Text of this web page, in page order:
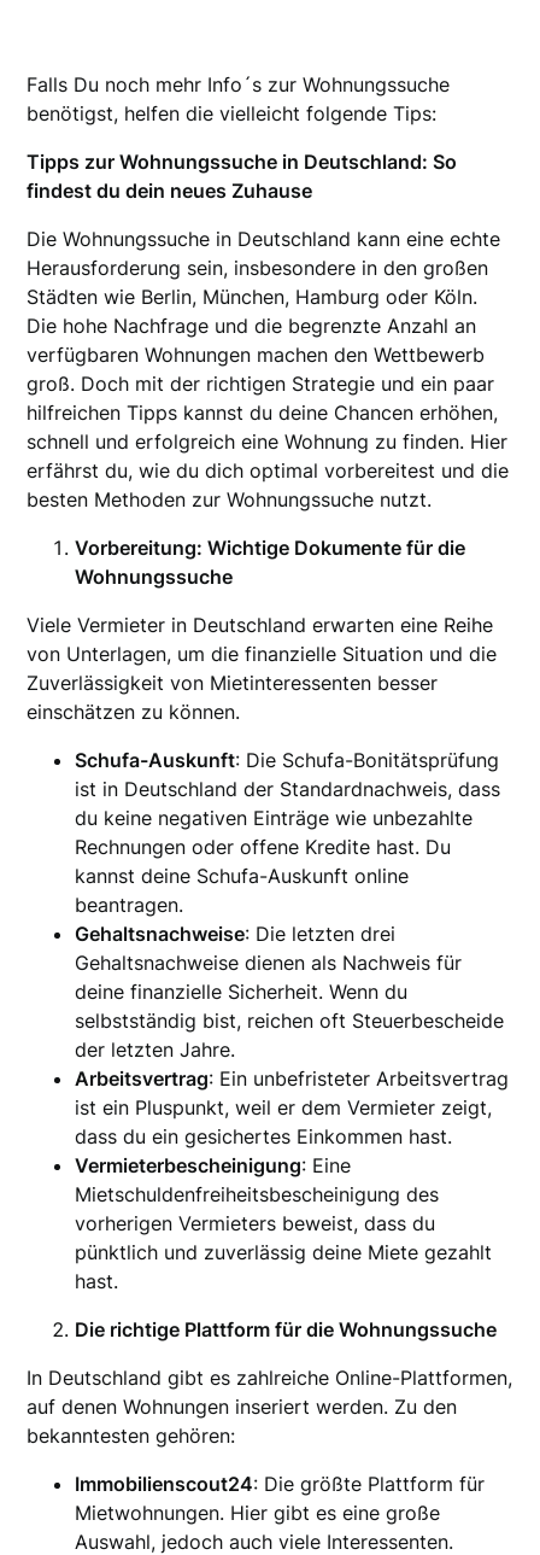
Falls Du noch mehr Info´s zur Wohnungssuche
benötigst, helfen die vielleicht folgende Tips:
Tipps zur Wohnungssuche in Deutschland: So
findest du dein neues Zuhause
Die Wohnungssuche in Deutschland kann eine echte
Herausforderung sein, insbesondere in den großen
Städten wie Berlin, München, Hamburg oder Köln.
Die hohe Nachfrage und die begrenzte Anzahl an
verfügbaren Wohnungen machen den Wettbewerb
groß. Doch mit der richtigen Strategie und ein paar
hilfreichen Tipps kannst du deine Chancen erhöhen,
schnell und erfolgreich eine Wohnung zu finden. Hier
erfährst du, wie du dich optimal vorbereitest und die
besten Methoden zur Wohnungssuche nutzt.
Vorbereitung: Wichtige Dokumente für die
Wohnungssuche
Viele Vermieter in Deutschland erwarten eine Reihe
von Unterlagen, um die finanzielle Situation und die
Zuverlässigkeit von Mietinteressenten besser
einschätzen zu können.
Schufa-Auskunft: Die Schufa-Bonitätsprüfung
ist in Deutschland der Standardnachweis, dass
du keine negativen Einträge wie unbezahlte
Rechnungen oder offene Kredite hast. Du
kannst deine Schufa-Auskunft online
beantragen.
Gehaltsnachweise: Die letzten drei
Gehaltsnachweise dienen als Nachweis für
deine finanzielle Sicherheit. Wenn du
selbstständig bist, reichen oft Steuerbescheide
der letzten Jahre.
Arbeitsvertrag: Ein unbefristeter Arbeitsvertrag
ist ein Pluspunkt, weil er dem Vermieter zeigt,
dass du ein gesichertes Einkommen hast.
Vermieterbescheinigung: Eine
Mietschuldenfreiheitsbescheinigung des
vorherigen Vermieters beweist, dass du
pünktlich und zuverlässig deine Miete gezahlt
hast.
Die richtige Plattform für die Wohnungssuche
In Deutschland gibt es zahlreiche Online-Plattformen,
auf denen Wohnungen inseriert werden. Zu den
bekanntesten gehören:
Immobilienscout24: Die größte Plattform für
Mietwohnungen. Hier gibt es eine große
Auswahl, jedoch auch viele Interessenten.